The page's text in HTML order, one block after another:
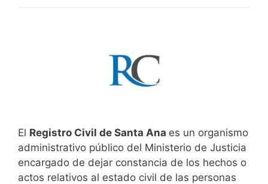
El Registro Civil de Santa Ana es un organismo
administrativo público del Ministerio de Justicia
encargado de dejar constancia de los hechos o
actos relativos al estado civil de las personas